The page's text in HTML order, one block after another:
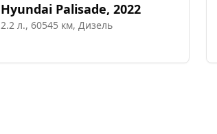
Hyundai Palisade, 2022
2.2 л., 60545 км, Дизель